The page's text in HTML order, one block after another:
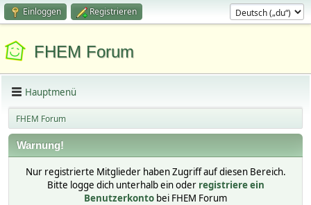
Einloggen Registrieren
FHEM Forum
Hauptmenü
FHEM Forum
Warnung!
Nur registrierte Mitglieder haben Zugriff auf diesen Bereich.
Bitte logge dich unterhalb ein oder registriere ein
Benutzerkonto bei FHEM Forum